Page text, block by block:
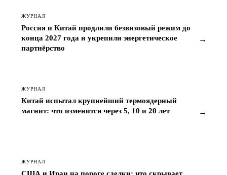
ЖУРНАЛ
Россия и Китай продлили безвизовый режим до
конца 2027 года и укрепили энергетическое
партнёрство
→
ЖУРНАЛ
Китай испытал крупнейший термоядерный
магнит: что изменится через 5, 10 и 20 лет
→
ЖУРНАЛ
США и Иран на пороге сделки: что скрывает